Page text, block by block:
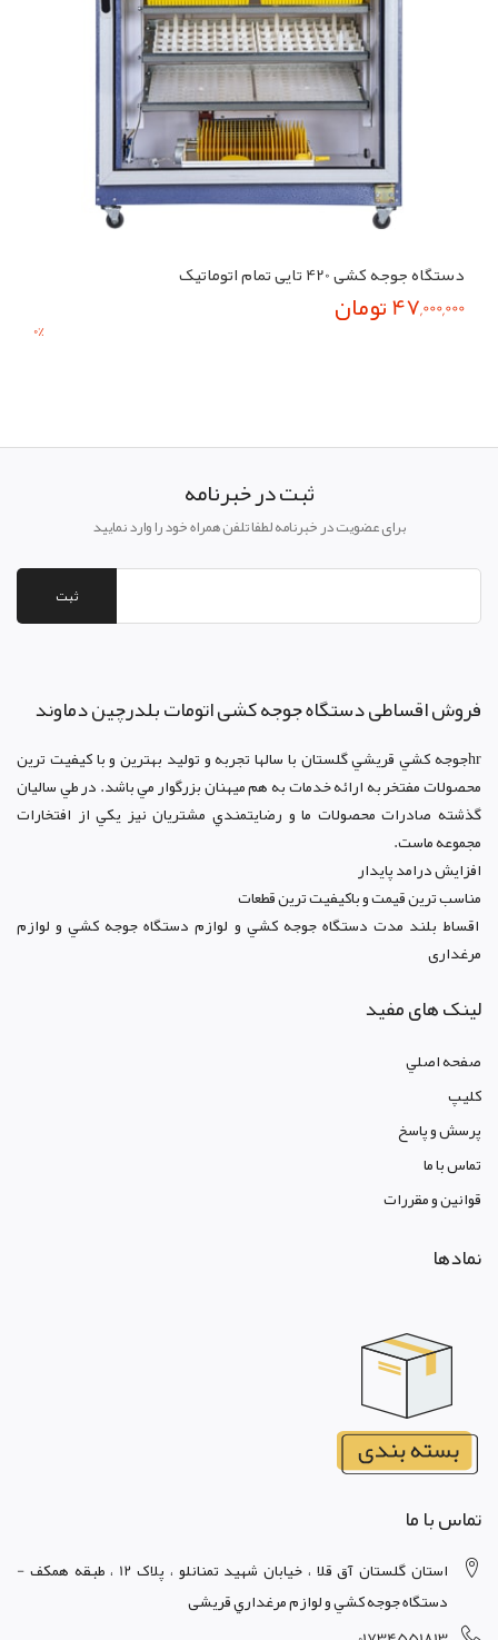
دستگاه جوجه کشی 420 تایی تمام اتوماتیک
47,000,000 تومان 0%
ثبت در خبرنامه
برای عضویت در خبرنامه لطفا تلفن همراه خود را وارد نمایید
ثبت
فروش اقساطی دستگاه جوجه کشی اتومات بلدرچین دماوند
hrجوجه کشي قريشي گلستان با سالها تجربه و توليد بهترين و با کيفيت ترين
محصولات مفتخر به ارائه خدمات به هم ميهنان بزرگوار مي باشد. در طي ساليان
گذشته صادرات محصولات ما و رضايتمندي مشتريان نيز يکي از افتخارات
مجموعه ماست.
افزايش درامد پايدار
مناسب ترين قيمت و باکيفيت ترين قطعات
اقساط بلند مدت دستگاه جوجه کشي و لوازم دستگاه جوجه کشي و لوازم
مرغداری
لینک های مفید
صفحه اصلي
کليپ
پرسش و پاسخ
تماس با ما
قوانين و مقررات
نمادها
تماس با ما
استان گلستان آق قلا ، خيابان شهيد تمنانلو ، پلاک 12 ، طبقه همکف -
دستگاه جوجه کشي و لوازم مرغداري قریشی